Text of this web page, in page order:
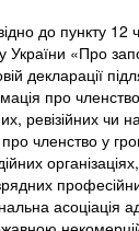
до пункту 12
України «Про
декларації
про
ревізійних чи
членство у
асоціація